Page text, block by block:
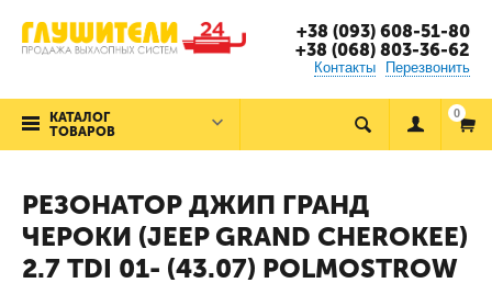
+38 (093) 608-51-80
+38 (068) 803-36-62
Контакты Перезвонить
КАТАЛОГ
ТОВАРОВ
0
РЕЗОНАТОР ДЖИП ГРАНД
ЧЕРОКИ (JEEP GRAND CHEROKEE)
2.7 TDI 01- (43.07) POLMOSTROW